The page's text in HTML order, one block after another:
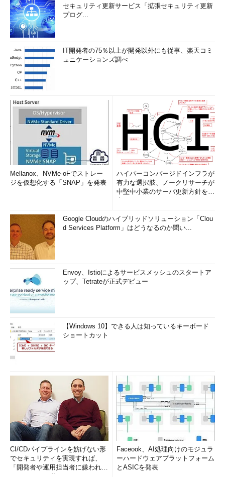
セキュリティ更新サービス「拡張セキュリティ更新
プログ...
IT開発者の75％以上が開発以外にも従事、楽天コミ
ュニケーションズ調べ
Mellanox、NVMe-oFでストレー
ジを仮想化する「SNAP」を発表
ハイパーコンバージドインフラが
有力な選択肢、ノークリサーチが
中堅中小業のサーバ更新方針を調
Google Cloudのハイブリッドソリューション「Clou
d Services Platform」はどうなるのか聞い...
Envoy、Istioによるサービスメッシュのスタートア
ップ、Tetrateが正式デビュー
【Windows 10】できる人は知っているキーボード
ショートカット
CI/CDパイプラインを妨げない形
でセキュリティを実現すれば、
「開発者や運用担当者に嫌われな
Faceook、AI処理向けのモジュラ
ーハードウェアプラットフォーム
とASICを発表